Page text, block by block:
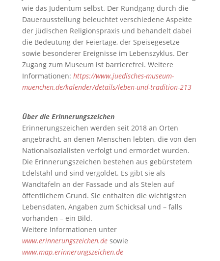
wie das Judentum selbst. Der Rundgang durch die
Dauerausstellung beleuchtet verschiedene Aspekte
der jüdischen Religionspraxis und behandelt dabei
die Bedeutung der Feiertage, der Speisegesetze
sowie besonderer Ereignisse im Lebenszyklus. Der
Zugang zum Museum ist barrierefrei. Weitere
Informationen: https://www.juedisches-museum-
muenchen.de/kalender/details/leben-und-tradition-213
Über die Erinnerungszeichen
Erinnerungszeichen werden seit 2018 an Orten
angebracht, an denen Menschen lebten, die von den
Nationalsozialisten verfolgt und ermordet wurden.
Die Erinnerungszeichen bestehen aus gebürstetem
Edelstahl und sind vergoldet. Es gibt sie als
Wandtafeln an der Fassade und als Stelen auf
öffentlichem Grund. Sie enthalten die wichtigsten
Lebensdaten, Angaben zum Schicksal und – falls
vorhanden – ein Bild.
Weitere Informationen unter
www.erinnerungszeichen.desowie
www.map.erinnerungszeichen.de